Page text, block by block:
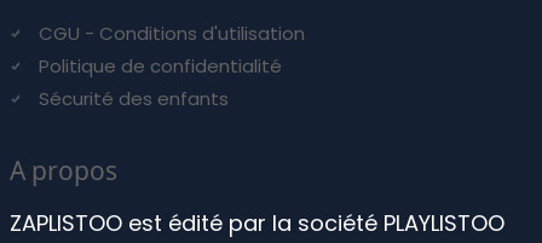
CGU - Conditions d'utilisation
Politique de confidentialité
Sécurité des enfants
A propos
ZAPLISTOO est édité par la société PLAYLISTOO